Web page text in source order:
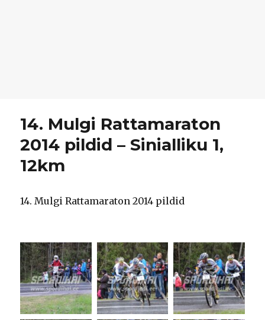
14. Mulgi Rattamaraton
2014 pildid – Sinialliku 1,
12km
14. Mulgi Rattamaraton 2014 pildid